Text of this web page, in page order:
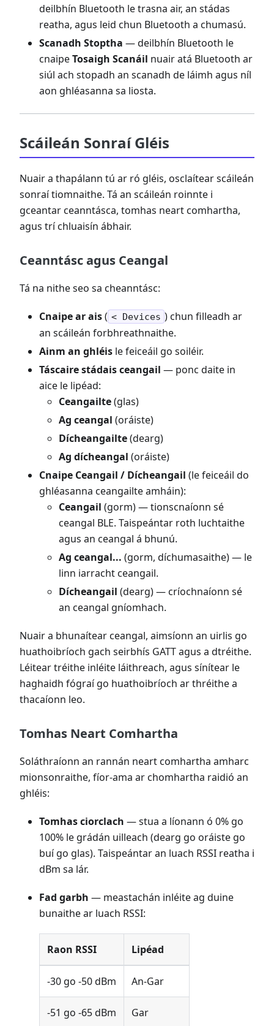
deilbhín Bluetooth le trasna air, an stádas
reatha, agus leid chun Bluetooth a chumasú.
Scanadh Stoptha — deilbhín Bluetooth le
cnaipeTosaigh Scanáil nuair atá Bluetooth ar
siúl ach stopadh an scanadh de láimh agus níl
aon ghléasanna sa liosta.
Scáileán Sonraí Gléis
Nuair a thapálann tú ar ró gléis, osclaítear scáileán
sonraí tiomnaithe. Tá an scáileán roinnte i
gceantar ceanntásca, tomhas neart comhartha,
agus trí chluaisín ábhair.
Ceanntásc agus Ceangal
Tá na nithe seo sa cheanntásc:
Cnaipe ar ais( < Devices ) chun filleadh ar
an scáileán forbhreathnaithe.
Ainm an ghléis le feiceáil go soiléir.
Táscaire stádais ceangail — ponc daite in
aice le lipéad:
Ceangailte(glas)
Ag ceangal (oráiste)
Dícheangailte(dearg)
Ag dícheangal (oráiste)
Cnaipe Ceangail / Dícheangail (le feiceáil do
ghléasanna ceangailte amháin):
Ceangail (gorm) — tionscnaíonn sé
ceangal BLE. Taispeántar roth luchtaithe
agus an ceangal á bhunú.
Ag ceangal... (gorm, díchumasaithe) — le
linn iarracht ceangail.
Dícheangail (dearg) — críochnaíonn sé
an ceangal gníomhach.
Nuair a bhunaítear ceangal, aimsíonn an uirlis go
huathoibríoch gach seirbhís GATT agus a dtréithe.
Léitear tréithe inléite láithreach, agus sínítear le
haghaidh fógraí go huathoibríoch ar thréithe a
thacaíonn leo.
Tomhas Neart Comhartha
Soláthraíonn an rannán neart comhartha amharc
mionsonraithe, fíor-ama ar chomhartha raidió an
ghléis:
Tomhas ciorclach — stua a líonann ó 0% go
100% le grádán uilleach (dearg go oráiste go
buí go glas). Taispeántar an luach RSSI reatha i
dBm sa lár.
Fad garbh — meastachán inléite ag duine
bunaithe ar luach RSSI:
Raon RSSI Lipéad
-30 go -50 dBm An-Gar
-51 go -65 dBm Gar